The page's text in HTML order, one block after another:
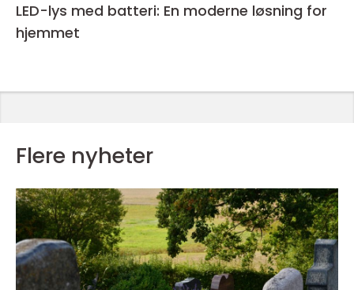
LED-lys med batteri: En moderne løsning for
hjemmet
Flere nyheter